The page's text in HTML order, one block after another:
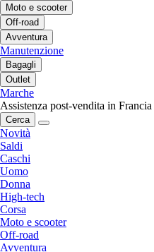
Moto e scooter
Off-road
Avventura
Manutenzione
Bagagli
Outlet
Marche
Assistenza post-vendita in Francia
Cerca
Novità
Saldi
Caschi
Uomo
Donna
High-tech
Corsa
Moto e scooter
Off-road
Avventura